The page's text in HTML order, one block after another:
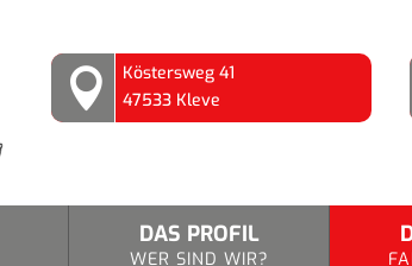

Köstersweg 41
47533 Kleve
DAS PROFIL
WER SIND WIR?